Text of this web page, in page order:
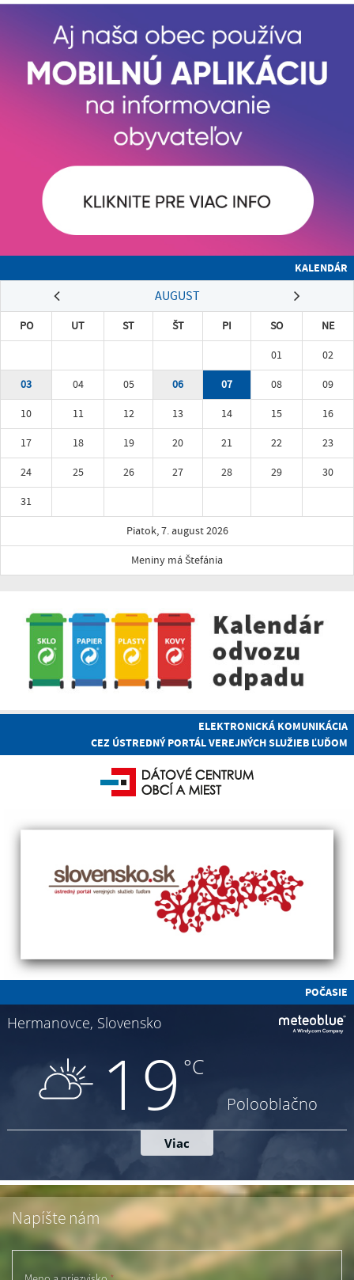
KALENDÁR
AUGUST
PO UT ST ŠT PI SO
NE
01
02
03
04 05 06 07 08
09
10
11 12 13 14 15
16
17
18 19 20 21 22
23
24
25 26 27 28 29
30
31
Piatok, 7. august 2026
Meniny má Štefánia
ELEKTRONICKÁ KOMUNIKÁCIA
CEZ ÚSTREDNÝ PORTÁL VEREJNÝCH SLUŽIEB ĽUĎOM
POČASIE
Napíšte nám